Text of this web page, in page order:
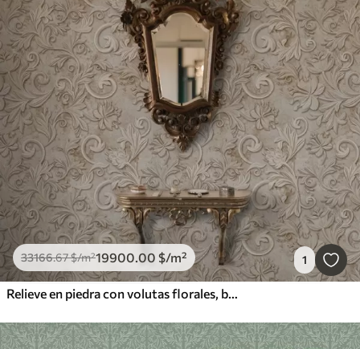
33166.67$/m²19900.00 $/m² 1
Relieve en piedra con volutas florales, beige vintage